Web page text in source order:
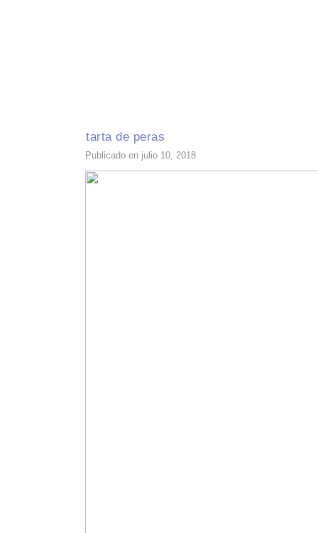
tarta de peras
Publicado en julio 10, 2018